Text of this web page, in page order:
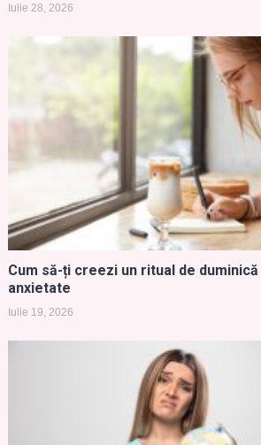
Iulie 28, 2026
Cum să-ți creezi un ritual de
anxietate
Iulie 19, 2026